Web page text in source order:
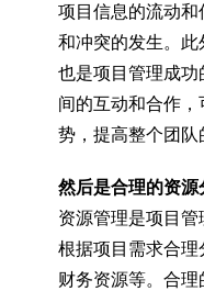
项目信息的流动
和冲突的发生。
也是项目管理成
间的互动和合作
势，提高整个团队
然后是合理的资
资源管理是项目
根据项目需求合
财务资源等。合